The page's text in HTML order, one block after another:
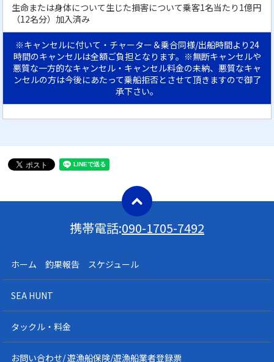
生命または身体について生じた損害について乗客1名当たり1億円
（12名分）加入済み
※キャンセルに付いて・チャーター＆乗合同様/出船時間より24
時間のキャンセルは全額ご負担となります。※無断キャンセルや
悪質な一方的なキャンセル・キャンセル料金の未納、悪質なキャ
ンセルの方は今後にあたって乗船拒否とさせて頂きますので御了
承下さい。
携帯電話:090-1705-7492
ホーム 釣果報告 スケジュール
SEA HUNT
タックル・料金
お問い合わせ/ 遊漁船保険/遊漁船業者登録票